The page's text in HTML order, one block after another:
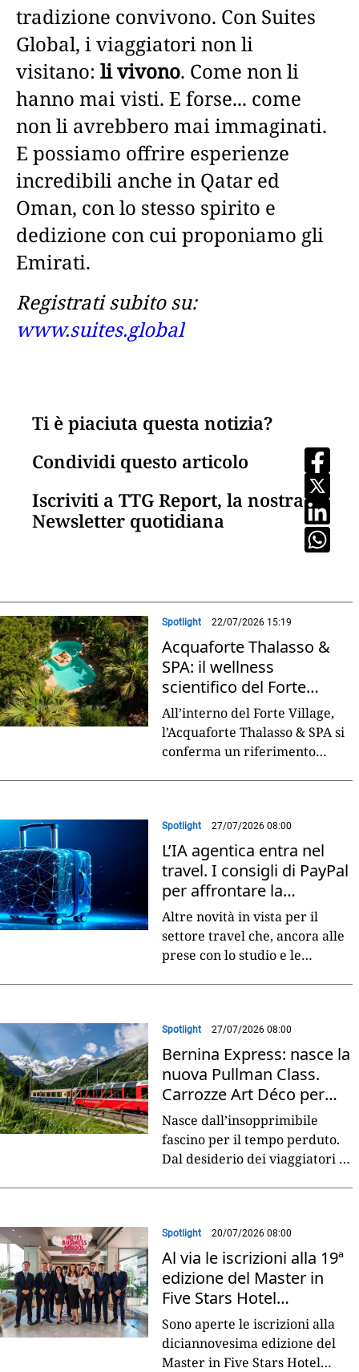
tradizione convivono. Con Suites
Global, i viaggiatori non li
visitano: li vivono. Come non li
hanno mai visti. E forse... come
non li avrebbero mai immaginati.
E possiamo offrire esperienze
incredibili anche in Qatar ed
Oman, con lo stesso spirito e
dedizione con cui proponiamo gli
Emirati.
Registrati subito su:
www.suites.global
Ti è piaciuta questa notizia?
Condividi questo articolo
Iscriviti a TTG Report, la nostra
Newsletter quotidiana
Spotlight 22/07/2026 15:19
Acquaforte Thalasso &
SPA: il wellness
scientifico del Forte
Village Resort
All’interno del Forte Village,
l’Acquaforte Thalasso & SPA si
conferma un riferimento
Spotlight 27/07/2026 08:00
L’IA agentica entra nel
travel. I consigli di PayPal
per affrontare la
transizione
Altre novità in vista per il
settore travel che, ancora alle
prese con lo studio e le
Spotlight 27/07/2026 08:00
Bernina Express: nasce la
nuova Pullman Class.
Carrozze Art Déco per
viaggi di lusso
Nasce dall’insopprimibile
fascino per il tempo perduto.
Dal desiderio dei viaggiatori di
Spotlight 20/07/2026 08:00
Al via le iscrizioni alla 19ª
edizione del Master in
Five Stars Hotel
Management
Sono aperte le iscrizioni alla
diciannovesima edizione del
Master in Five Stars Hotel